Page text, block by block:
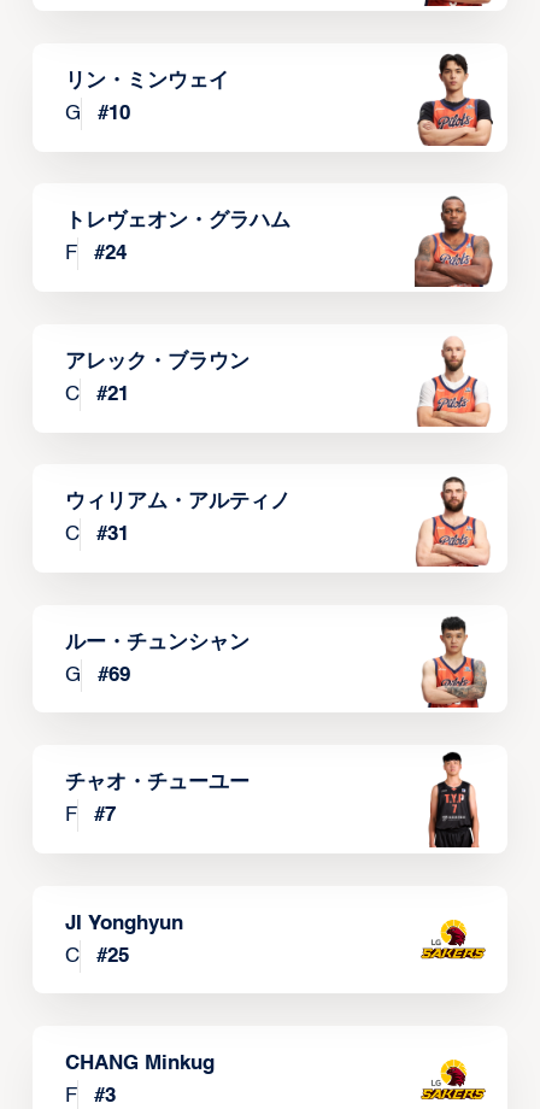
リン・ミンウェイ
G
#10
トレヴェオン・グラハム
F
#24
アレック・ブラウン
C
#21
ウィリアム・アルティノ
C
#31
ルー・チュンシャン
G
#69
チャオ・チューユー
F
#7
JI Yonghyun
C
#25
CHANG Minkug
F
#3